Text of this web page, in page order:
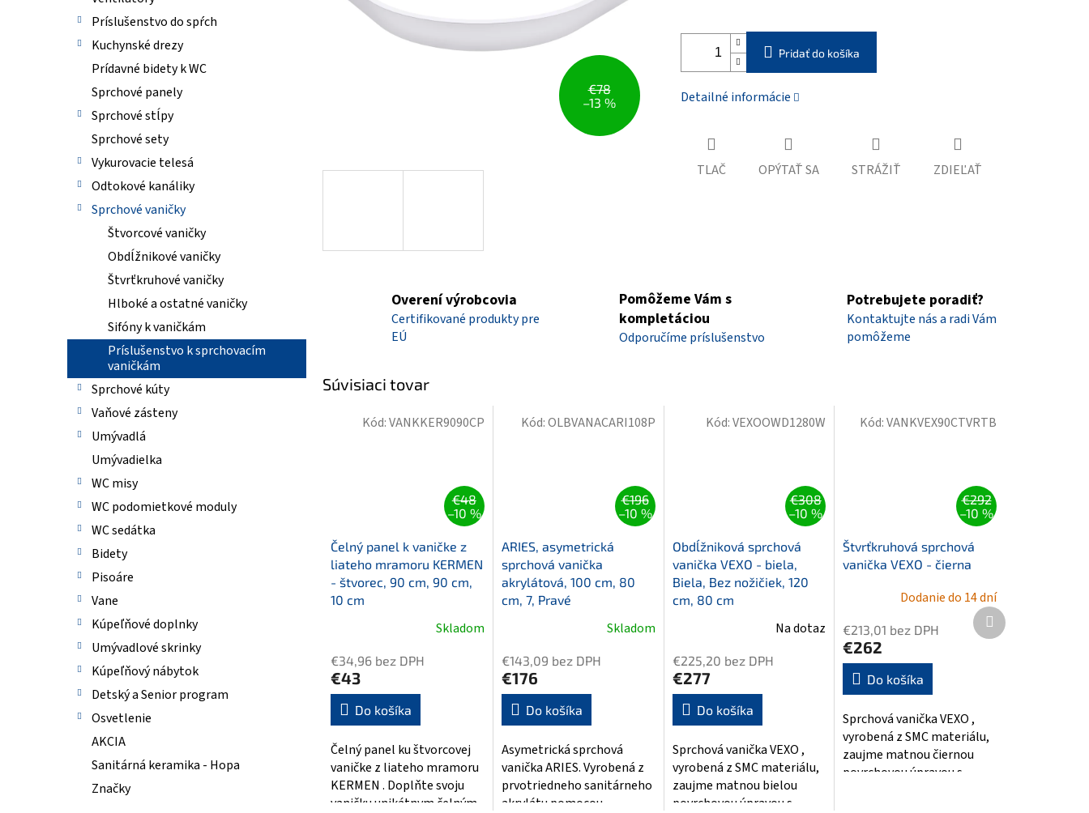
Príslušenstvo do spŕch
Kuchynské drezy
Prídavné bidety k WC
Sprchové panely
Sprchové stĺpy
Sprchové sety
Vykurovacie telesá
Odtokové kanáliky
Sprchové vaničky
Štvorcové vaničky
Obdĺžnikové vaničky
Štvrťkruhové vaničky
Hlboké a ostatné vaničky
Sifóny k vaničkám
Príslušenstvo k sprchovacím
vaničkám
Sprchové kúty
Vaňové zásteny
Umývadlá
Umývadielka
WC misy
WC podomietkové moduly
WC sedátka
Bidety
Pisoáre
Vane
Kúpeľňové doplnky
Umývadlové skrinky
Kúpeľňový nábytok
Detský a Senior program
Osvetlenie
AKCIA
Sanitárná keramika - Hopa
Značky
€78
–13 %
Pridať do košíka
Detailné informácie
TLAČ OPÝTAŤ SA STRÁŽIŤ ZDIEĽAŤ
Overení výrobcovia
Certifikované produkty pre
EÚ
Pomôžeme Vám s
kompletáciou
Odporučíme príslušenstvo
Potrebujete poradiť?
Kontaktujte nás a radi Vám
pomôžeme
Súvisiaci tovar
€48
–10 %
Čelný panel k vaničke z
liateho mramoru KERMEN
- štvorec, 90 cm, 90 cm,
10 cm
Skladom
€34,96 bez DPH
€43
Do košíka
Čelný panel ku štvorcovej
vaničke z liateho mramoru
KERMEN . Doplňte svoju
vaničku unikátnym čelným
Kód:VANKKER9090CP
€196
–10 %
ARIES, asymetrická
sprchová vanička
akrylátová, 100 cm, 80
cm, 7, Pravé
Skladom
€143,09 bez DPH
€176
Do košíka
Asymetrická sprchová
vanička ARIES. Vyrobená z
prvotriedneho sanitárneho
akrylátu pomocou
Kód:OLBVANACARI108P
€308
–10 %
Obdĺžniková sprchová
vanička VEXO - biela,
Biela, Bez nožičiek, 120
cm, 80 cm
Na dotaz
€225,20 bez DPH
€277
Do košíka
Sprchová vanička VEXO ,
vyrobená z SMC materiálu,
zaujme matnou bielou
povrchovou úpravou s
Kód:VEXOOWD1280W
€292
–10 %
Štvrťkruhová sprchová
vanička VEXO - čierna
Dodanie do 14 dní
€213,01 bez DPH
€262
Do košíka
Sprchová vanička VEXO ,
vyrobená z SMC materiálu,
zaujme matnou čiernou
povrchovou úpravou s
Kód:VANKVEX90CTVRTB
Ďalší
produkt